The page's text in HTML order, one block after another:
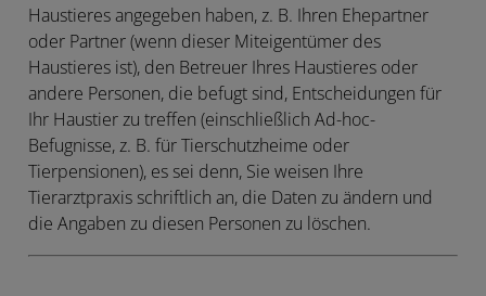
Haustieres angegeben haben, z. B. Ihren Ehepartner
oder Partner (wenn dieser Miteigentümer des
Haustieres ist), den Betreuer Ihres Haustieres oder
andere Personen, die befugt sind, Entscheidungen für
Ihr Haustier zu treffen (einschließlich Ad-hoc-
Befugnisse, z. B. für Tierschutzheime oder
Tierpensionen), es sei denn, Sie weisen Ihre
Tierarztpraxis schriftlich an, die Daten zu ändern und
die Angaben zu diesen Personen zu löschen.